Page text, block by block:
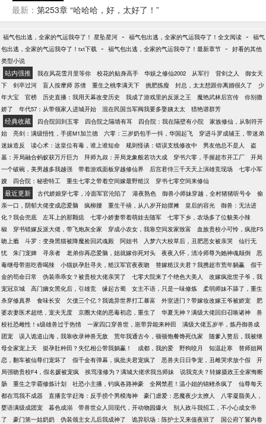
探索，他惊讶地发现，这里并非单纯的四合院世界，
而是似乎融合了各种年代影视剧的复杂空间。在这
又充满挑战的环境。在这个院子里，易不群妄图PUA
年轻一代，试图掌控他们的思想和行为。然而，院里
划一次次落空，他的权威在苏阳面前荡然无存。
最新： 第253章 “哈哈哈，好，太好了！”
福气包出逃，全家的气运我夺了！ 星坠星河 - 福气包出逃，全家的气运我夺了！全文阅读 - 福气
包出逃，全家的气运我夺了！txt下载 - 福气包出逃，全家的气运我夺了！最新章节 - 好看的其他
类型小说
站内强推 我在风花雪月里等你 校花的贴身高手 华娱之修仙2002 从军行 背剑之人
御女天
下
剑卒过河 盲人按摩师 苏倩 重生之桃李满天下 挑肥拣瘦 封总，太太想跟你离婚很久了
少
年大宝
官榜 历史直播：我用天幕改变历史 我成了游戏里的反派之王 魔艳武林后宫传
你别撒
娇了
年代57：从带领家人进城开始 混在民国当军阀我要多娶姨太太 猎艳谱群芳
经典收藏 四合院回到五零 四合院之隔墙有耳 四合院：我在隔壁有小院
家族修仙，从制符开
始
亮剑：满级悟性，手搓M1加兰德 六零：三岁奶包手一抖，华国起飞
穿进斗罗成辅王，带迷弟
迷妹造反
读心术：这皇位有毒，谁上谁短命 规则怪谈：错误支线修改中 男友他总不是人
盗
墓：开局融合蚂蚁获万斤巨力
拜师九叔：开局龙象般若功大成 穿书六零，手握超市开工厂
开局
一个破碗，美男越多我越强
带着游戏面板穿越修仙界 后宫君侍三千天天上演雄竞现场
七零小军
嫂
四合院：秘密特工 重生七零之带着空间嫁最野糙汉 穿书七零空间来修仙
最近更新 古代娇娘穿七零，冷面军官沦陷了 港夜熟色 御兽小师妹穿越，全村猪猪听号令
偷
亲一口，阴郁大佬变成恋爱脑
疯柳腰 重生千禧，从八岁开始摆摊 皇后的容光
御兽：无法进
化？我会兜底
左耳上的那颗痣 七零小娇妻带着萌娃去随军
七零下乡，农场多了位貌美小辣
椒
穿书错嫁反派大佬，带飞炮灰全家 穿成小农女，我靠空间发家致富
血族贵校小可怜，疯批F5
吻上瘾
斗罗：变身黑猫被降魔捡回武魂殿 阿姐书 入梦六大校草后，丑肥恶女被亲哭
仙行无
忧
朱门宠婢 寻亲者 老弟你再恋爱脑，姐就嫁你死对头 夜夜入怀，清冷师尊为她神魂颠倒
恶
毒继母带崽吃香喝辣
小猫妖孕肚寻夫，糙汉军官夜夜吻 替嫁糙汉夫君？我携超市荒年躺赢
假千
金的苟命日常
伪装乖乖女？被贵校大佬亲哭了 七零大院来了个绝色大美人
改嫁疯批世子爷，我
宠冠京城
高门嫡女黑化后，引雄竞 缘起古蜀 女主不语，只是一味修炼
柔弱师妹不舔了，重生
杀穿修真界
食味长安 欠债三个亿？我诡异世界打工暴富 外室进门？带嫁妆改嫁王爷被娇宠
肥
婆农妻医术超绝，宠夫无度
京圈大佬的恶毒初恋，重生了 华夏无神？满级大佬回归召唤诸神
兽
校社恐雌性！s级雄兽过于热情
一家四口穿兽世，崽带异能来种田
满级大佬五岁半，炼丹御兽成
团宠
误入诡道山海，我靠收录神兽无敌 荒年我通古今，顿顿饱餐馋死仇家
随爹入赘后，我被继
母全家宠上天
挺孕肚种田？失忆相公带我躺赢！ 成都，我的爱 野狗咬月 知温赴寒
替师姐网
恋，翻车被仙尊们宠坏了
假千金有弹幕，疯批夫君宠疯了 恶兽夫日日争宠，丑雌哭求放个假
开
局强吻贵校F4，假名媛被宠疯
挨骂涨修为？满城大佬求我当师妹
说我克夫？转嫁摄政王全家悔断
肠
重生之学霸修炼计划 社恐小主播，钓疯各路神豪 全网禁惹！温小姐的锦鲤杀疯了
仙尊每天
都在骂我不成器
直播玄学赶海：反手捞个男模海神 豪门虐爱：恶魔夜少太撩人
八零凝脂美人，
婴语满级成团宠
暮色成溺 带兽世众人回现代，开动物园爆火
别人政斗我招工，不小心成女帝
了
豪门第一姑奶奶 伪装领主女儿后我成神了 诡异职场：陈护士又来值夜班了 国公府丫鬟内卷